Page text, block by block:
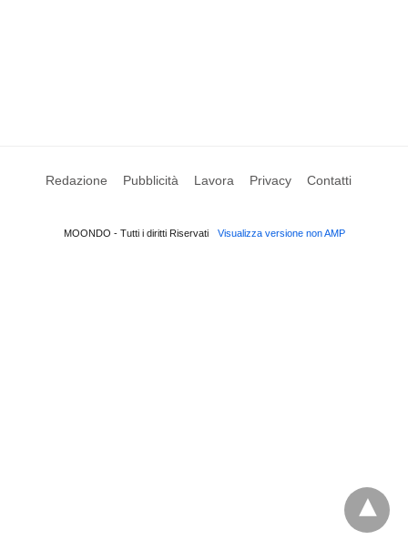
Redazione Pubblicità Lavora Privacy Contatti
MOONDO - Tutti i diritti Riservati Visualizza versione non AMP